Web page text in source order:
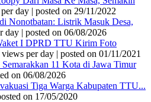
day | posted on 29/11/2022
Nonotbatan: Listrik Masuk Desa,
day | posted on 06/08/2026
I DPRD TTU Kirim Foto
views per day | posted on 01/11/2021
11 Kota di Jawa Timur
on 06/08/2026
Tiga Warga Kabupaten TTU...
on 17/05/2020